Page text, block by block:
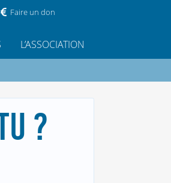
Faire un don
L’ASSOCIATION
?